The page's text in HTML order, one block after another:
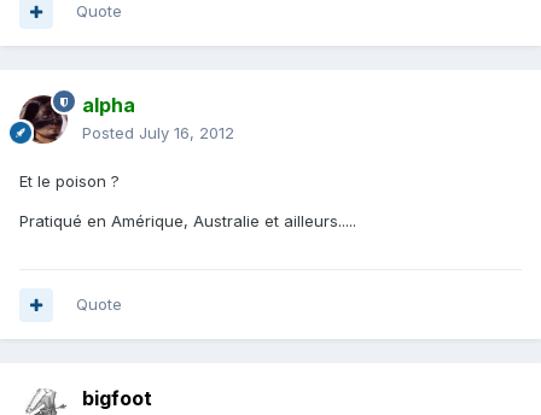
Quote
alpha
Posted July 16, 2012
Et le poison ?
Pratiqué en Amérique, Australie et ailleurs.....
Quote
bigfoot